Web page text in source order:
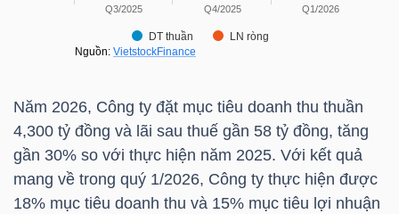
Năm 2026, Công ty đặt mục tiêu doanh thu thuần
4,300 tỷ đồng và lãi sau thuế gần 58 tỷ đồng, tăng
gần 30% so với thực hiện năm 2025. Với kết quả
mang về trong quý 1/2026, Công ty thực hiện được
18% mục tiêu doanh thu và 15% mục tiêu lợi nhuận
CÔNG
NGHIỆP